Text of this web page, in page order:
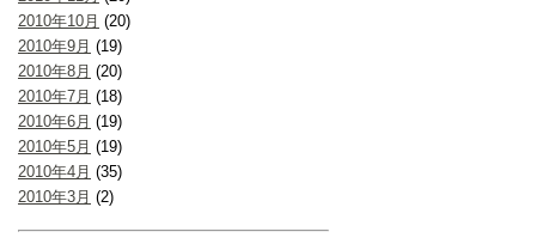
2010年10月 (20)
2010年9月 (19)
2010年8月 (20)
2010年7月 (18)
2010年6月 (19)
2010年5月 (19)
2010年4月 (35)
2010年3月 (2)